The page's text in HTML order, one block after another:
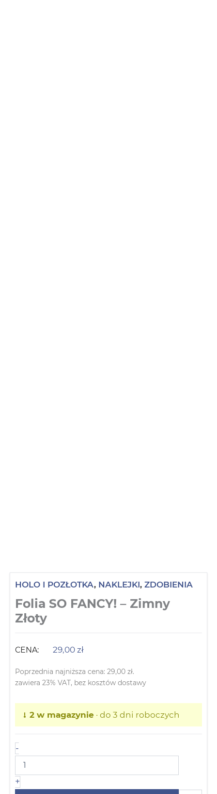
HOLO I POZŁOTKA, NAKLEJKI, ZDOBIENIA
Folia SO FANCY! – Zimny
Złoty
CENA: 29,00 zł
Poprzednia najniższa cena: 29,00 zł.
zawiera 23% VAT, bez kosztów dostawy
2 w magazynie · do 3 dni roboczych
-
+